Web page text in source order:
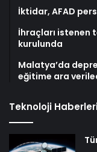
İktidar, AFAD
İhraçları istenen
kurulunda
Malatya’da
eğitime ara
Teknoloji